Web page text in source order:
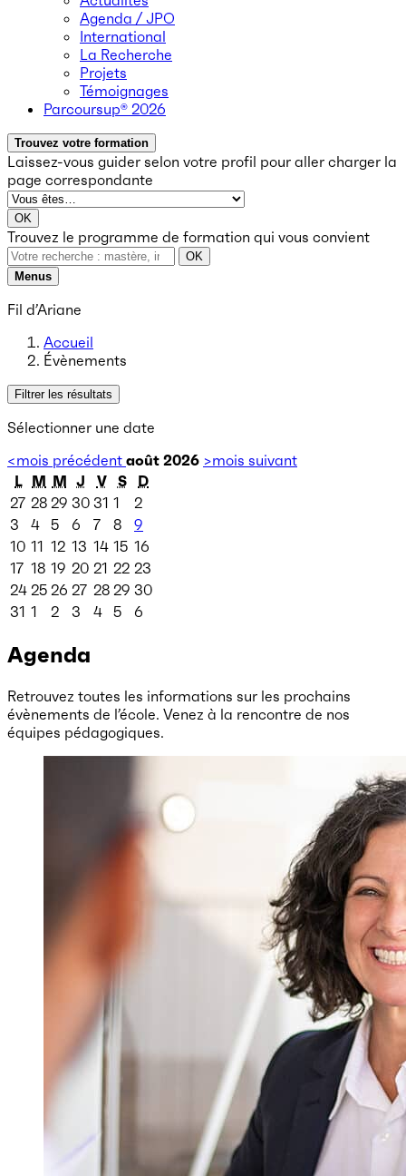
Agenda / JPO
International
La Recherche
Projets
Témoignages
Parcoursup® 2026
Trouvez votre formation
Laissez-vous guider selon votre profil pour aller charger la
page correspondante
OK
Trouvez le programme de formation qui vous convient
OK
Menus
Fil d’Ariane
Accueil
Évènements
Filtrer les résultats
Sélectionner une date
<mois précédent août 2026 >mois suivant
L M M J V S
D
27 28 29 30 31 1
2
3
4 5 6 7 8
9
10 11 12 13 14 15 16
17 18 19 20 21 22 23
24 25 26 27 28 29 30
31 1 2 3 4 5 6
Agenda
Retrouvez toutes les informations sur les prochains
évènements de l’école. Venez à la rencontre de nos
équipes pédagogiques.